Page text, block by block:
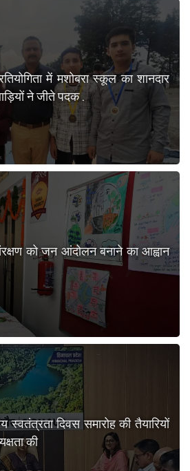
में मशोबरा स्कूल का शानदार
ने जीते पदक .
को जन आंदोलन बनाने का आह्वान
स्वतंत्रता दिवस समारोह की तैयारियों
की